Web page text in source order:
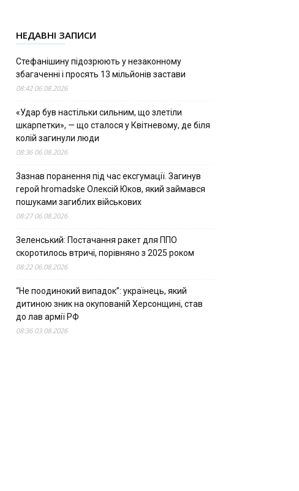
НЕДАВНІ ЗАПИСИ
Стефанішину підозрюють у незаконному
збагаченні і просять 13 мільйонів застави
08:42 06.08.2026
«Удар був настільки сильним, що злетіли
шкарпетки», — що сталося у Квітневому, де біля
колій загинули люди
08:36 06.08.2026
Зазнав поранення під час ексгумації. Загинув
герой hromadske Олексій Юков, який займався
пошуками загиблих військових
08:27 06.08.2026
Зеленський: Постачання ракет для ППО
скоротилось втричі, порівняно з 2025 роком
08:22 06.08.2026
“Не поодинокий випадок”: українець, який
дитиною зник на окупованій Херсонщині, став
до лав армії РФ
08:36 03.08.2026